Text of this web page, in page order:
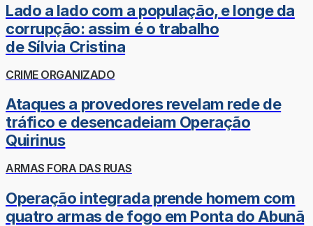
Lado a lado com a população, e longe da
corrupção: assim é o trabalho
de Sílvia Cristina
CRIME ORGANIZADO
Ataques a provedores revelam rede de
tráfico e desencadeiam Operação
Quirinus
ARMAS FORA DAS RUAS
Operação integrada prende homem com
quatro armas de fogo em Ponta do Abunã